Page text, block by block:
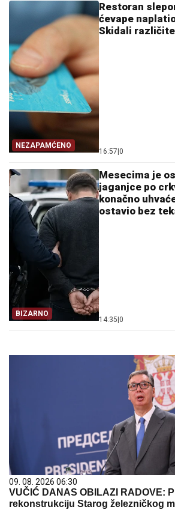
NEZAPAMĆENO
Restoran
ćevape
Skidali
16:57 0
BIZARNO
Mesecima je
jaganjce po
konačno
ostavio bez
14:35 0
09. 08. 2026 06:30
VUČIĆ DANAS OBILAZI RADOVE:
rekonstrukciju Starog železničkog